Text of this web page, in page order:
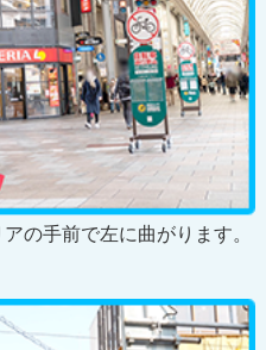
の手前で左に曲がります。